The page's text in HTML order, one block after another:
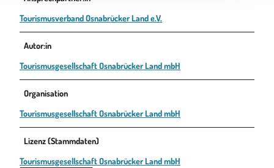
Tourismusverband Osnabrücker Land e.V.
Autor:in
Tourismusgesellschaft Osnabrücker Land mbH
Organisation
Tourismusgesellschaft Osnabrücker Land mbH
Lizenz (Stammdaten)
Tourismusgesellschaft Osnabrücker Land mbH